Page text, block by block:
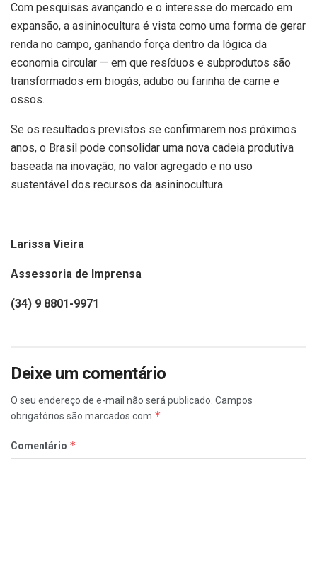
Com pesquisas avançando e o interesse do mercado em
expansão, a asininocultura é vista como uma forma de gerar
renda no campo, ganhando força dentro da lógica da
economia circular — em que resíduos e subprodutos são
transformados em biogás, adubo ou farinha de carne e
ossos.
Se os resultados previstos se confirmarem nos próximos
anos, o Brasil pode consolidar uma nova cadeia produtiva
baseada na inovação, no valor agregado e no uso
sustentável dos recursos da asininocultura.
Larissa Vieira
Assessoria de Imprensa
(34) 9 8801-9971
Deixe um comentário
O seu endereço de e-mail não será publicado. Campos
obrigatórios são marcados com *
Comentário *